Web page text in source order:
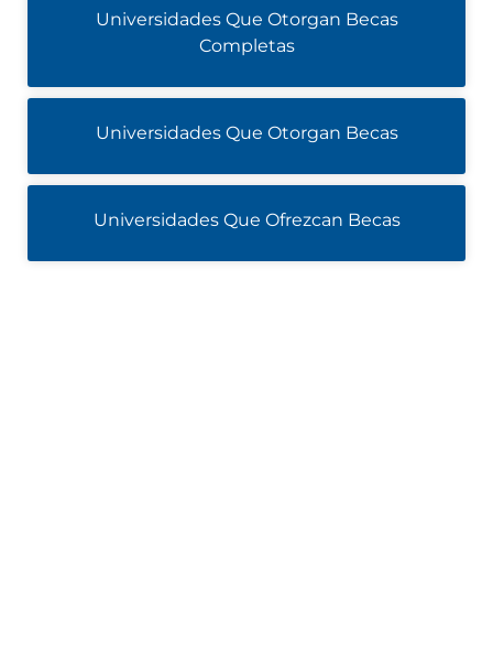
Universidades Que Otorgan Becas
Completas
Universidades Que Otorgan Becas
Universidades Que Ofrezcan Becas